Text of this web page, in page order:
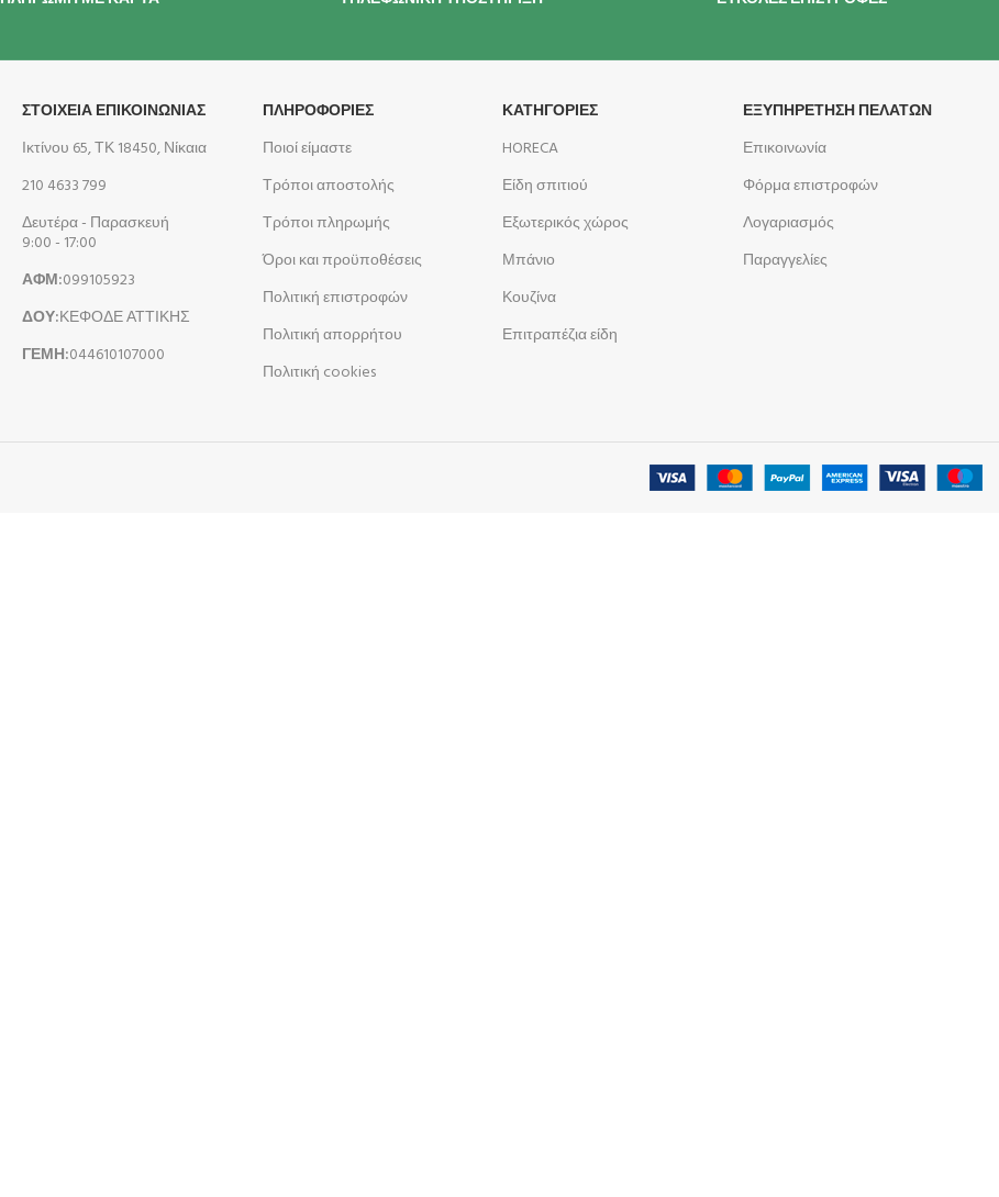
ΣΤΟΙΧΕΙΑ ΕΠΙΚΟΙΝΩΝΙΑΣ
Ικτίνου 65, ΤΚ 18450, Νίκαια
210 4633 799
Δευτέρα - Παρασκευή
9:00 - 17:00
ΑΦΜ:099105923
ΔΟΥ:ΚΕΦΟΔΕ ΑΤΤΙΚΗΣ
ΓΕΜΗ:044610107000
ΠΛΗΡΟΦΟΡΊΕΣ
Ποιοί είμαστε
Τρόποι αποστολής
Τρόποι πληρωμής
Όροι και προϋποθέσεις
Πολιτική επιστροφών
Πολιτική απορρήτου
Πολιτική cookies
ΚΑΤΗΓΟΡΙΕΣ
HORECA
Είδη σπιτιού
Εξωτερικός χώρος
Μπάνιο
Κουζίνα
Επιτραπέζια είδη
ΕΞΥΠΗΡΕΤΗΣΗ ΠΕΛΑΤΩΝ
Επικοινωνία
Φόρμα επιστροφών
Λογαριασμός
Παραγγελίες